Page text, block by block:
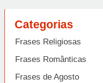
Categorias
Frases Religiosas
Frases Românticas
Frases de Agosto